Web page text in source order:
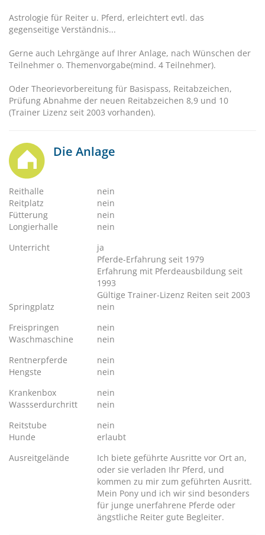
Astrologie für Reiter u. Pferd, erleichtert evtl. das
gegenseitige Verständnis...
Gerne auch Lehrgänge auf Ihrer Anlage, nach Wünschen der
Teilnehmer o. Themenvorgabe(mind. 4 Teilnehmer).
Oder Theorievorbereitung für Basispass, Reitabzeichen,
Prüfung Abnahme der neuen Reitabzeichen 8,9 und 10
(Trainer Lizenz seit 2003 vorhanden).
Die Anlage
Reithalle
nein
Reitplatz
nein
Fütterung
nein
Longierhalle
nein
Unterricht
ja
Pferde-Erfahrung seit 1979
Erfahrung mit Pferdeausbildung seit
1993
Gültige Trainer-Lizenz Reiten seit 2003
Springplatz
nein
Freispringen
nein
Waschmaschine
nein
Rentnerpferde
nein
Hengste
nein
Krankenbox
nein
Wassserdurchritt
nein
Reitstube
nein
Hunde
erlaubt
Ausreitgelände
Ich biete geführte Ausritte vor Ort an,
oder sie verladen Ihr Pferd, und
kommen zu mir zum geführten Ausritt.
Mein Pony und ich wir sind besonders
für junge unerfahrene Pferde oder
ängstliche Reiter gute Begleiter.